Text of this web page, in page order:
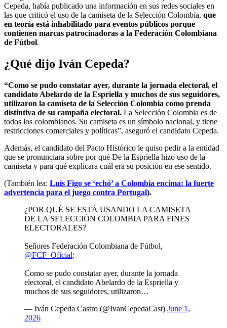
Cepeda, había publicado una información en sus redes sociales en
las que criticó el uso de la camiseta de la Selección Colombia, que
en teoría está inhabilitado para eventos públicos porque
contienen marcas patrocinadoras a la Federación Colombiana
de Fútbol.
¿Qué dijo Iván Cepeda?
“Como se pudo constatar ayer, durante la jornada electoral, el
candidato Abelardo de la Espriella y muchos de sus seguidores,
utilizaron la camiseta de la Selección Colombia como prenda
distintiva de su campaña electoral. La Selección Colombia es de
todos los colombianos. Su camiseta es un símbolo nacional, y tiene
restricciones comerciales y políticas”, aseguró el candidato Cepeda.
Además, el candidato del Pacto Histórico le quiso pedir a la entidad
que se pronunciara sobre por qué De la Espriella hizo uso de la
camiseta y para qué explicara cuál era su posición en ese sentido.
(También lea: Luis Figo se ‘echó’ a Colombia encima: la fuerte
advertencia para el juego contra Portugal).
¿POR QUÉ SE ESTÁ USANDO LA CAMISETA
DE LA SELECCIÓN COLOMBIA PARA FINES
ELECTORALES?
Señores Federación Colombiana de Fútbol,
@FCF_Oficial:
Como se pudo constatar ayer, durante la jornada
electoral, el candidato Abelardo de la Espriella y
muchos de sus seguidores, utilizaron…
— Iván Cepeda Castro (@IvanCepedaCast) June 1,
2026